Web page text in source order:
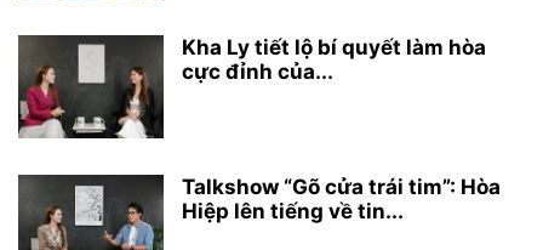
Kha Ly tiết lộ bí quyết làm hòa
cực đỉnh của...
Talkshow “Gõ cửa trái tim”: Hòa
Hiệp lên tiếng về tin...